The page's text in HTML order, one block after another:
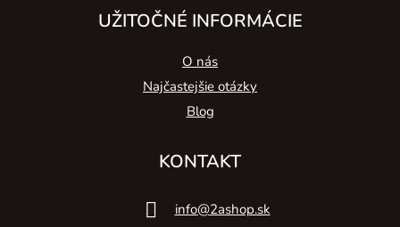
UŽITOČNÉ INFORMÁCIE
O nás
Najčastejšie otázky
Blog
KONTAKT
info@2ashop.sk